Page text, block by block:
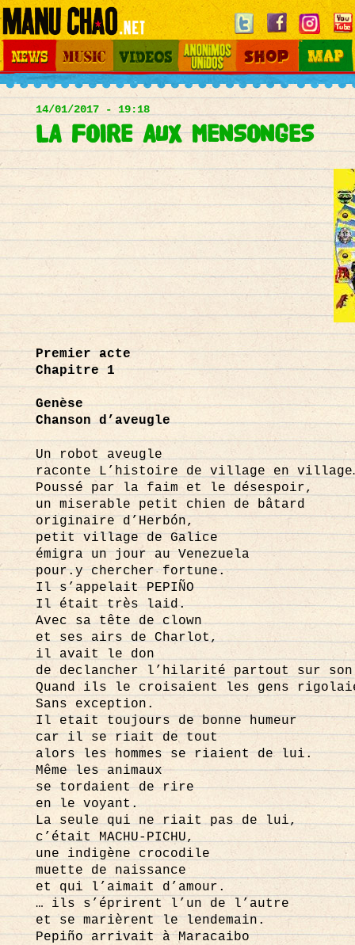
Jump to navigation
Main
menu
Videos Otros Mundos Shop Map
14/01/2017 - 19:18
LA FOIRE AUX MENSONGES
Premier acte
Chapitre 1
Genèse
Chanson d’aveugle
Un robot aveugle
raconte L’histoire de village en
Poussé par la faim et le désespoir,
un miserable petit chien de bâtard
originaire d’Herbón,
petit village de Galice
émigra un jour au Venezuela
pour.y chercher fortune.
Il s’appelait PEPIÑO
Il était très laid.
Avec sa tête de clown
et ses airs de Charlot,
il avait le don
de declancher l’hilarité partout sur son
Quand ils le croisaient les gens
Sans exception.
Il etait toujours de bonne humeur
car il se riait de tout
alors les hommes se riaient de lui.
Même les animaux
se tordaient de rire
en le voyant.
La seule qui ne riait pas de lui,
c’était MACHU-PICHU,
une indigène crocodile
muette de naissance
et qui l’aimait d’amour.
… ils s’éprirent l’un de l’autre
et se marièrent le lendemain.
Pepiño arrivait à Maracaibo